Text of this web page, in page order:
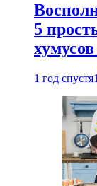
5
1 год спустя